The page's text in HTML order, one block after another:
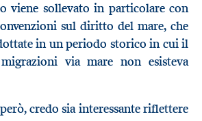
viene sollevato in particolare con
sul diritto del mare, che
in un periodo storico in cui il
via mare non esisteva
credo sia interessante riflettere